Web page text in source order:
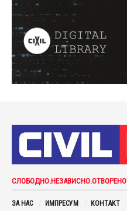
СЛОБОДНО.НЕЗАВИСНО.ОТВОРЕНО
ЗА НАС ИМПРЕСУМ КОНТАКТ